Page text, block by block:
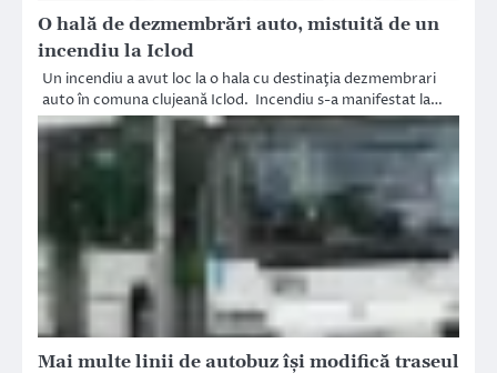
O hală de dezmembrări auto, mistuită de un
incendiu la Iclod
Un incendiu a avut loc la o hala cu destinaţia dezmembrari
auto în comuna clujeană Iclod. Incendiu s-a manifestat la…
Mai multe linii de autobuz își modifică traseul